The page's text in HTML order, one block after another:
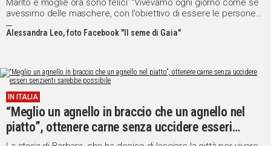
Marito e moglie ora sono felici: “Vivevamo ogni giorno come se
avessimo delle maschere, con l'obiettivo di essere le persone
che gli altri volevano”
Alessandra Leo, foto Facebook "Il seme di Gaia"
IN ITALIA
“Meglio un agnello in braccio che un agnello nel
piatto”, ottenere carne senza uccidere esseri
senzienti sarebbe possibile